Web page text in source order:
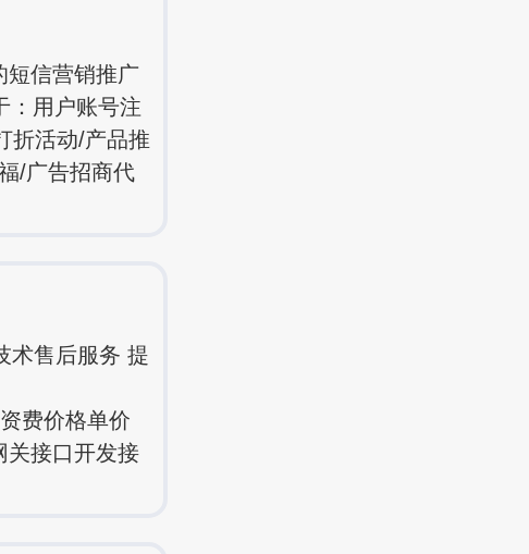
短信营销推广
：用户账号注
折活动/产品推
/广告招商代
术售后服务 提
费价格单价
关接口开发接